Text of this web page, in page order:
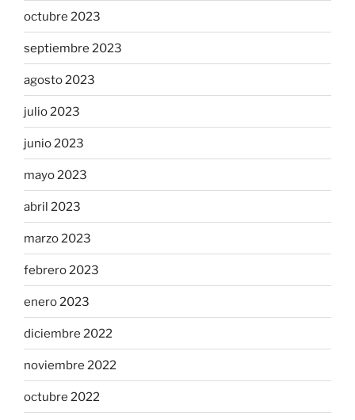
octubre 2023
septiembre 2023
agosto 2023
julio 2023
junio 2023
mayo 2023
abril 2023
marzo 2023
febrero 2023
enero 2023
diciembre 2022
noviembre 2022
octubre 2022